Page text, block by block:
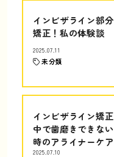
インビザライン部分
矯正！私の体験談
2025.07.11
未分類
インビザライン矯正
中で歯磨きできない
時のアライナーケア
2025.07.10